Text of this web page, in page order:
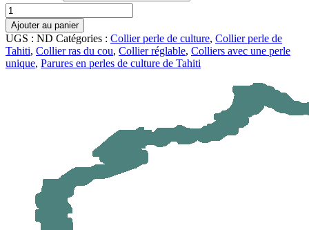
Quantités
Ajouter au panier
UGS : ND Catégories : Collier perle de culture, Collier perle de
Tahiti, Collier ras du cou, Collier réglable, Colliers avec une perle
unique, Parures en perles de culture de Tahiti